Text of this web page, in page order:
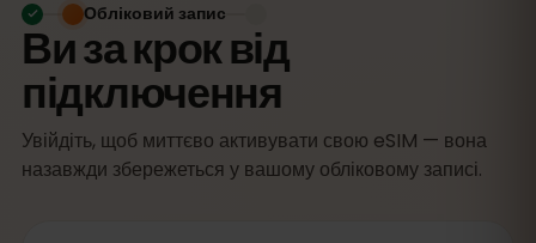
Ви за крок від
підключення
Увійдіть, щоб миттєво активувати свою eSIM — вона
назавжди збережеться у вашому обліковому записі.
Обліковий запис